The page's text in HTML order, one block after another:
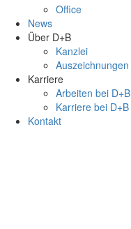
Office
News
Über D+B
Kanzlei
Auszeichnungen
Karriere
Arbeiten bei D+B
Karriere bei D+B
Kontakt